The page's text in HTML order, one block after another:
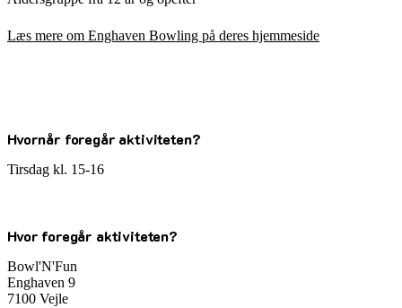
Læs mere om Enghaven Bowling på deres hjemmeside
Hvornår foregår aktiviteten?
Tirsdag kl. 15-16
Hvor foregår aktiviteten?
Bowl'N'Fun
Enghaven 9
7100 Vejle